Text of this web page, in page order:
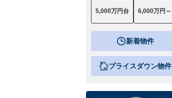
5,000万円台 6,000万円～
新着物件
プライスダウン物件